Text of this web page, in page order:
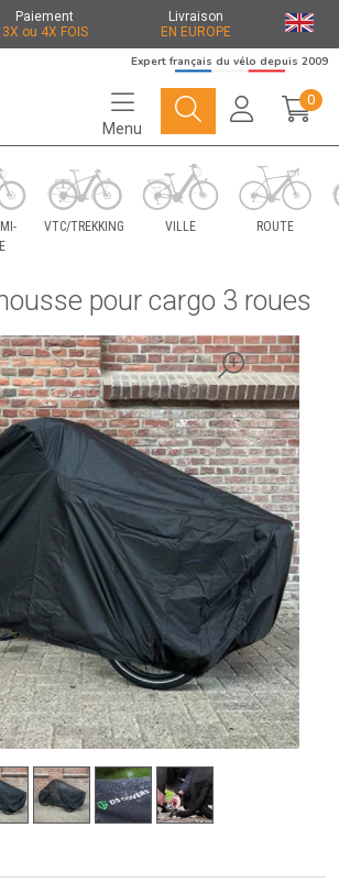
Paiement
3X ou 4X FOIS
Livraison
EN EUROPE
Votre distributeurs de vélo
Expert français du vélo depuis 2009
Menu
0
VTC/TREKKING VILLE ROUTE
pour cargo 3 roues